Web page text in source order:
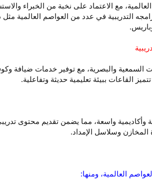
مع الاعتماد على نخبة من الخبراء
التدريبية في عدد من العواصم العالمية
السمعية والبصرية، مع توفير خدمات ضيافة
القاعات ببيئة تعليمية حديثة وتفاعلية.
وأكاديمية واسعة، مما يضمن تقديم محتوى
وسلاسل الإمداد.
العالمية، ومنها: